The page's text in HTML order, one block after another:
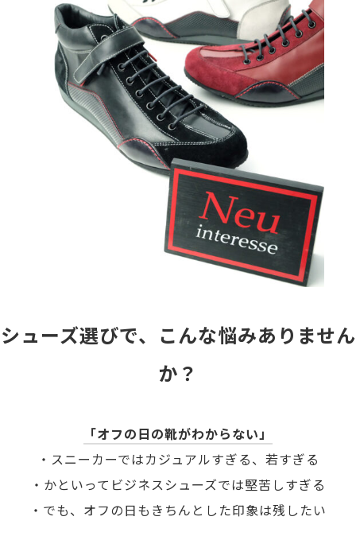
シューズ選びで、こんな悩みありません
か？
「オフの日の靴がわからない」
・スニーカーではカジュアルすぎる、若すぎる
・かといってビジネスシューズでは堅苦しすぎる
・でも、オフの日もきちんとした印象は残したい